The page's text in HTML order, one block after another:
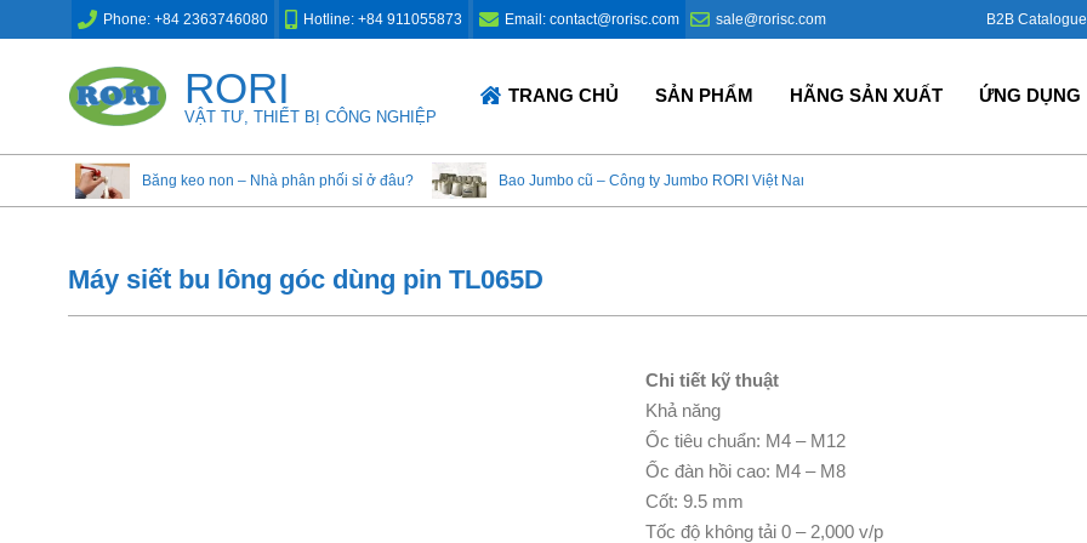
to
Phone: +84 2363746080 Hotline: +84 911055873 Email: contact@rorisc.com sale@rorisc.com B2B Catalogue
RORI
VẬT TƯ, THIẾT BỊ CÔNG NGHIỆP
Primary
TRANG CHỦ SẢN PHẨM HÃNG SẢN XUẤT ỨNG DỤNG
Băng keo non – Nhà phân phối sỉ ở đâu? Bao Jumbo cũ – Công ty Jumbo RORI Việt Nam? Bao Jumbo giá rẻ – Giải
Máy siết bu lông góc dùng pin TL065D
Chi tiết kỹ thuật
Khả năng
Ốc tiêu chuẩn: M4 – M12
Ốc đàn hồi cao: M4 – M8
Cốt: 9.5 mm
Tốc độ không tải 0 – 2,000 v/p